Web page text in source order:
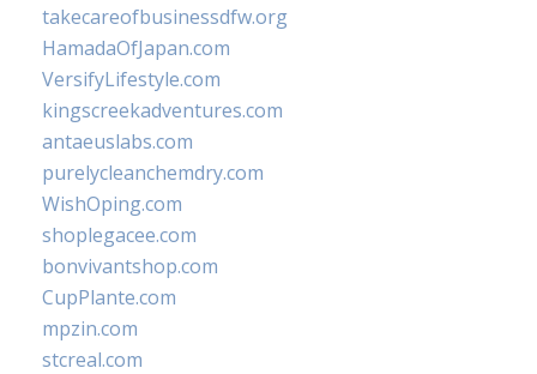
takecareofbusinessdfw.org
HamadaOfJapan.com
VersifyLifestyle.com
kingscreekadventures.com
antaeuslabs.com
purelycleanchemdry.com
WishOping.com
shoplegacee.com
bonvivantshop.com
CupPlante.com
mpzin.com
stcreal.com